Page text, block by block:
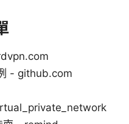
- github.com